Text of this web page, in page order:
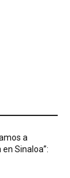
a
Sinaloa”: